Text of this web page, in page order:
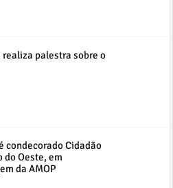
realiza palestra sobre o
condecorado Cidadão
do Oeste, em
da AMOP